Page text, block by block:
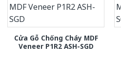
Cửa Gỗ Chống Cháy MDF
Veneer P1R2 ASH-SGD